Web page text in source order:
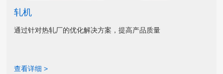
轧机
通过针对热轧厂的优化解决方案，提高产品质量
查看详细 >